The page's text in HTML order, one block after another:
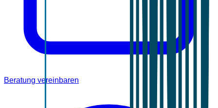
Beratung vereinbaren